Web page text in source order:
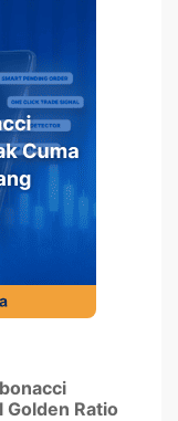
Golden Ratio